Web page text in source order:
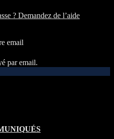
? Demandez de l’aide
email
par email.